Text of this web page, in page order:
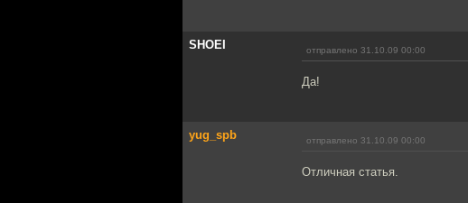
SHOEI отправлено 31.10.09 00:00
Да!
yug_spb отправлено 31.10.09 00:00
Отличная статья.